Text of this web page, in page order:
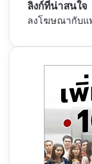
ลิงก์ที่น่าสนใจ
ลงโฆษณากับแ